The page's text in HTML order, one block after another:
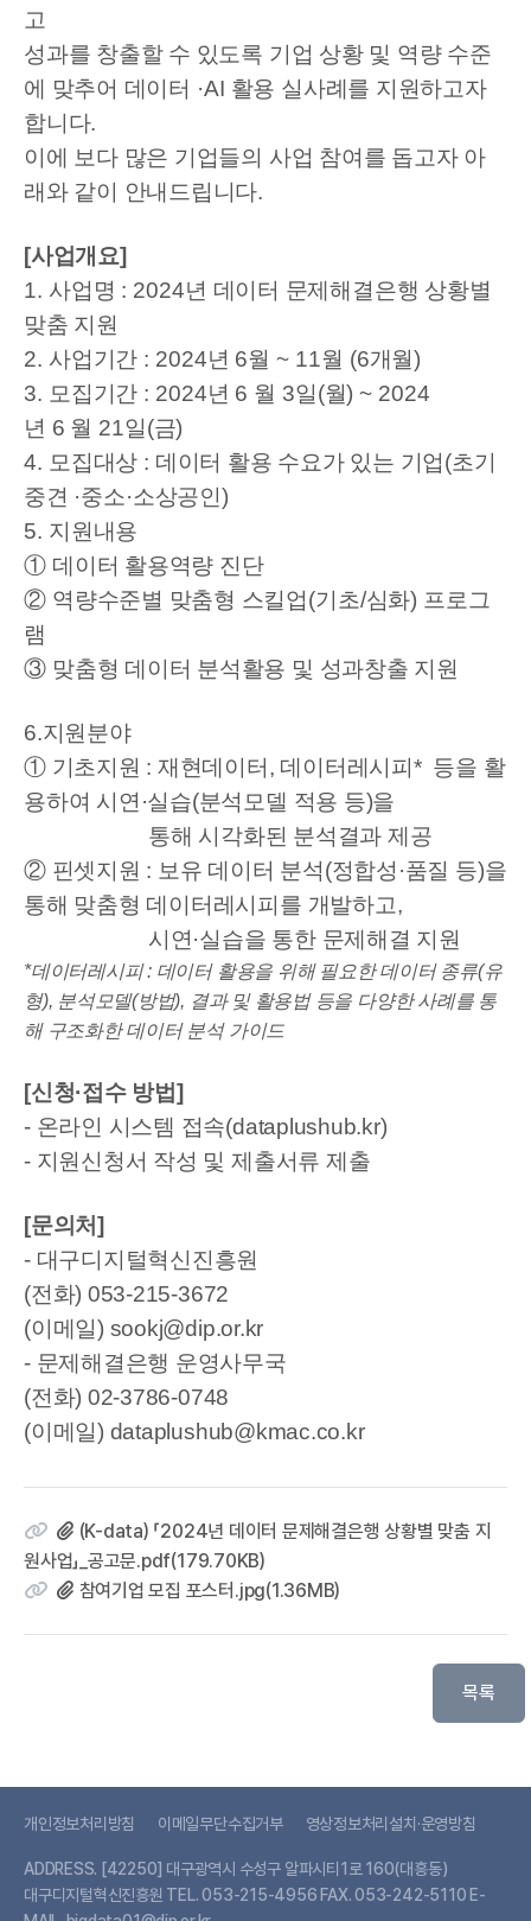
고
성과를 창출할 수 있도록 기업 상황 및 역량 수준
에 맞추어 데이터 ·AI 활용 실사례를 지원하고자
합니다.
이에 보다 많은 기업들의 사업 참여를 돕고자 아
래와 같이 안내드립니다.
[사업개요]
1. 사업명 : 2024년 데이터 문제해결은행 상황별
맞춤 지원
2. 사업기간 : 2024년 6월 ~ 11월 (6개월)
3. 모집기간 : 2024년 6 월 3일(월) ~ 2024
년 6 월 21일(금)
4. 모집대상 : 데이터 활용 수요가 있는 기업(초기
중견 ·중소·소상공인)
5. 지원내용
① 데이터 활용역량 진단
② 역량수준별 맞춤형 스킬업(기초/심화) 프로그
램
③ 맞춤형 데이터 분석활용 및 성과창출 지원
6.지원분야
① 기초지원 : 재현데이터, 데이터레시피* 등을 활
용하여 시연·실습(분석모델 적용 등)을
통해 시각화된 분석결과 제공
② 핀셋지원 : 보유 데이터 분석(정합성·품질 등)을
통해 맞춤형 데이터레시피 를 개발하고,
시연·실습을 통한 문제해결 지원
*데이터레시피 : 데이터 활용을 위해 필요한 데이터 종류(유
형), 분석모델(방법), 결과 및 활용법 등을 다양한 사례를 통
해 구조화한 데이터 분석 가이드
[신청·접수 방법]
- 온라인 시스템 접속(dataplushub.kr)
- 지원신청서 작성 및 제출서류 제출
[문의처]
- 대구디지털혁신진흥원
(전화) 053-215-3672
(이메일) sookj@dip.or.kr
- 문제해결은행 운영사무국
(전화) 02-3786-0748
(이메일) dataplushub@kmac.co.kr
(K-data) 「2024년 데이터 문제해결은행 상황별 맞춤 지
원사업」_공고문.pdf(179.70KB)
참여기업 모집 포스터.jpg(1.36MB)
목록
개인정보처리방침 이메일무단수집거부 영상정보처리설치·운영방침
ADDRESS. [42250] 대구광역시 수성구 알파시티1로 160(대흥동)
대구디지털혁신진흥원 TEL.053-215-4956 FAX.053-242-5110 E-